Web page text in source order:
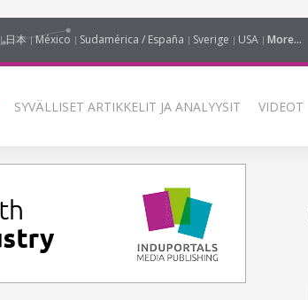
日本 México Sudamérica / España Sverige USA More...
SYVÄLLISET ARTIKKELIT JA ANALYYSIT VIDEOT